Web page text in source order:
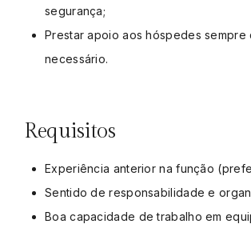
segurança;
Prestar apoio aos hóspedes sempre
necessário.
Requisitos
Experiência anterior na função
Sentido de responsabilidade e
Boa capacidade de trabalho em